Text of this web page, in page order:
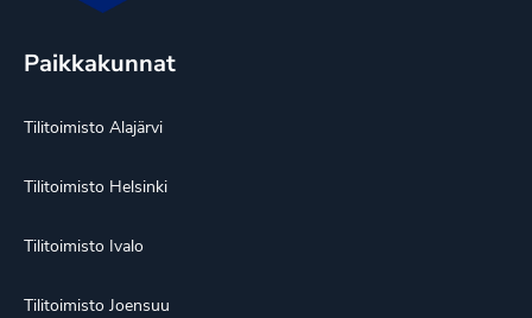
Paikkakunnat
Tilitoimisto Alajärvi
Tilitoimisto Helsinki
Tilitoimisto Ivalo
Tilitoimisto Joensuu